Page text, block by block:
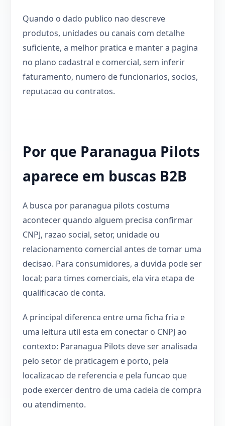
Quando o dado publico nao descreve
produtos, unidades ou canais com detalhe
suficiente, a melhor pratica e manter a pagina
no plano cadastral e comercial, sem inferir
faturamento, numero de funcionarios, socios,
reputacao ou contratos.
Por que Paranagua Pilots
aparece em buscas B2B
A busca por paranagua pilots costuma
acontecer quando alguem precisa confirmar
CNPJ, razao social, setor, unidade ou
relacionamento comercial antes de tomar uma
decisao. Para consumidores, a duvida pode ser
local; para times comerciais, ela vira etapa de
qualificacao de conta.
A principal diferenca entre uma ficha fria e
uma leitura util esta em conectar o CNPJ ao
contexto: Paranagua Pilots deve ser analisada
pelo setor de praticagem e porto, pela
localizacao de referencia e pela funcao que
pode exercer dentro de uma cadeia de compra
ou atendimento.